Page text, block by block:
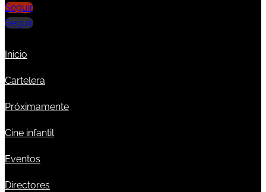
Seguir
Seguir
Inicio
Cartelera
Próximamente
Cine infantil
Eventos
Directores